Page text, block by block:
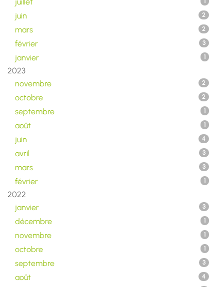
juin 2
mars 2
février 3
janvier 1
2023
novembre
2
octobre 2
septembre 1
août 1
juin 4
avril 3
mars 3
février 1
2022
janvier
3
décembre 1
novembre 1
octobre 1
septembre 3
août 4